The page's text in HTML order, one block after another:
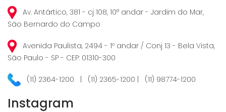
Av. Antártico, 381 - cj 108, 10° andar - Jardim do Mar,
São Bernardo do Campo
Avenida Paulista, 2494 - 1º andar / Conj 13 - Bela Vista,
São Paulo - SP - CEP: 01310-300
(11) 2364-1200 | (11) 2365-1200 | (11) 98774-1200
Instagram